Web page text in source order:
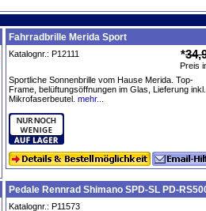
Fahrradbrille Merida Sport
Katalognr.: P12111 *
Preis
Sportliche Sonnenbrille vom Hause Merida. Top-
Frame, belüftungsöffnungen im Glas, Lieferung inkl.
Mikrofaserbeutel. mehr...
Pedale Rennrad Shimano SPD-SL PD-
Katalognr.: P11573